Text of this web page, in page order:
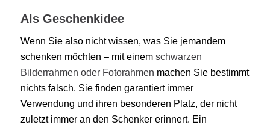
Als Geschenkidee
Wenn Sie also nicht wissen, was Sie jemandem
schenken möchten – mit einem schwarzen
Bilderrahmen oder Fotorahmen machen Sie bestimmt
nichts falsch. Sie finden garantiert immer
Verwendung und ihren besonderen Platz, der nicht
zuletzt immer an den Schenker erinnert. Ein